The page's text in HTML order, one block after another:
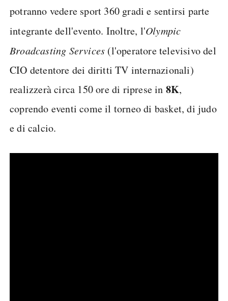
potranno vedere sport 360 gradi e sentirsi parte
integrante dell'evento. Inoltre, l'Olympic
Broadcasting Services (l'operatore televisivo del
CIO detentore dei diritti TV internazionali)
realizzerà circa 150 ore di riprese in 8K,
coprendo eventi come il torneo di basket, di judo
e di calcio.